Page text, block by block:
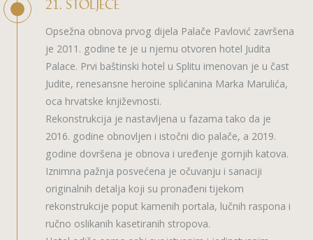
21. STOLJEĆE
Opsežna obnova prvog dijela Palače Pavlović završena
je 2011. godine te je u njemu otvoren hotel Judita
Palace. Prvi baštinski hotel u Splitu imenovan je u čast
Judite, renesansne heroine splićanina Marka Marulića,
oca hrvatske književnosti.
Rekonstrukcija je nastavljena u fazama tako da je
2016. godine obnovljen i istočni dio palače, a 2019.
godine dovršena je obnova i uređenje gornjih katova.
Iznimna pažnja posvećena je očuvanju i sanaciji
originalnih detalja koji su pronađeni tijekom
rekonstrukcije poput kamenih portala, lučnih raspona i
ručno oslikanih kasetiranih stropova.